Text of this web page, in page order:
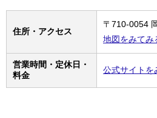
住所・アクセス
〒710-0054
地図をみてみ
営業時間・定休日・
料金
公式サイトを